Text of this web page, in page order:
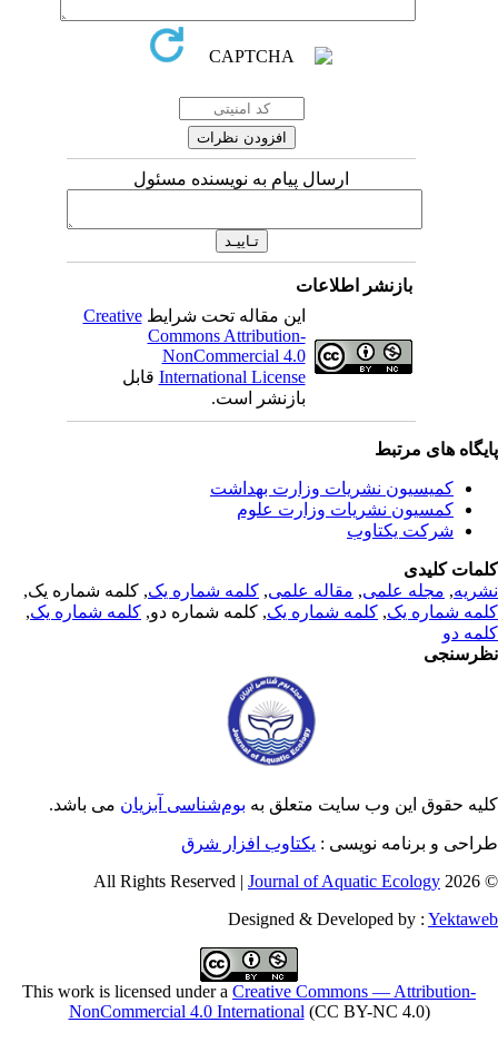
ارسال پیام به نویسنده مسئول
بازنشر اطلاعات
این مقاله تحت شرایطCreative
Commons Attribution-
NonCommercial 4.0
International Licenseقابل
بازنشر است.
های مرتبط
کمیسیون نشریات وزارت بهداشت
کمسیون نشریات وزارت علوم
شرکت یکتاوب
کلیدی
,مجله علمی, مقاله علمی, کلمه شماره یک, کلمه شماره یک,
شماره یک,کلمه شماره یک, کلمه شماره دو,کلمه شماره یک,
دو
حقوق این وب سایت متعلق بهبوم‌شناسی آبزیانمی باشد.
و برنامه نویسی : یکتاوب افزار شرق
©
Journal of Aquatic Ecology
Designed & Developed by :
This work is licensed under aCreative Commons — Attribution-
NonCommercial 4.0 International(CC BY-NC 4.0)